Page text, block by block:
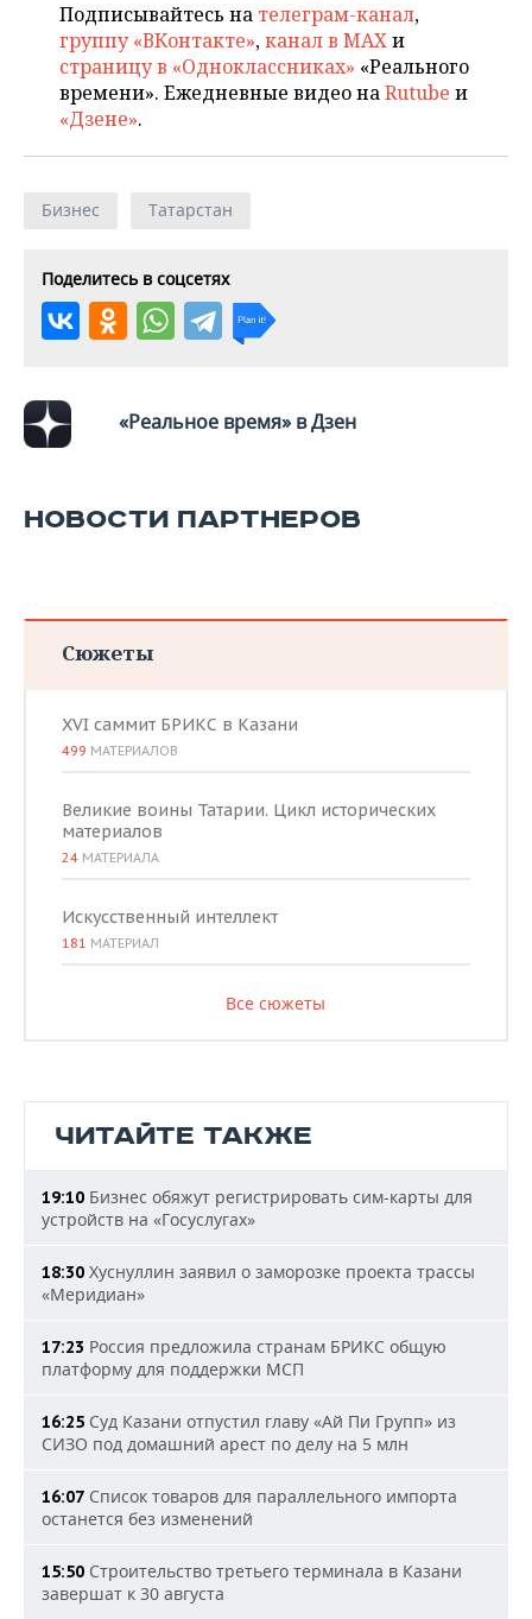
Подписывайтесь на телеграм-канал,
группу «ВКонтакте»,канал в MAXи
страницу в «Одноклассниках» «Реального
времени». Ежедневные видео наRutube и
«Дзене».
Бизнес Татарстан
Поделитесь в соцсетях
«Реальное время» в Дзен
НОВОСТИ ПАРТНЕРОВ
Сюжеты
XVI саммит БРИКС в Казани
499 МАТЕРИАЛОВ
Великие воины Татарии. Цикл исторических
материалов
24 МАТЕРИАЛА
Искусственный интеллект
181 МАТЕРИАЛ
Все сюжеты
ЧИТАЙТЕ ТАКЖЕ
19:10 Бизнес обяжут регистрировать сим-карты для
устройств на «Госуслугах»
18:30 Хуснуллин заявил о заморозке проекта трассы
«Меридиан»
17:23 Россия предложила странам БРИКС общую
платформу для поддержки МСП
16:25 Суд Казани отпустил главу «Ай Пи Групп» из
СИЗО под домашний арест по делу на 5 млн
16:07 Список товаров для параллельного импорта
останется без изменений
15:50 Строительство третьего терминала в Казани
завершат к 30 августа